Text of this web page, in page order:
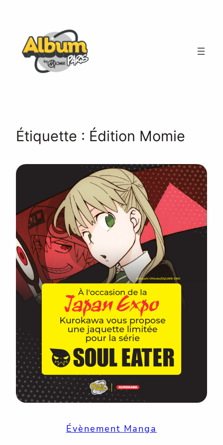
contenu
Étiquette : Édition Momie
Évènement Manga